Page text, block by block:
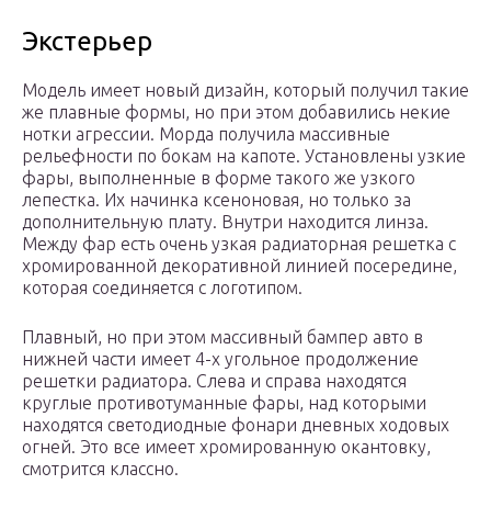
Экстерьер
Модель имеет новый дизайн, который получил такие
же плавные формы, но при этом добавились некие
нотки агрессии. Морда получила массивные
рельефности по бокам на капоте. Установлены узкие
фары, выполненные в форме такого же узкого
лепестка. Их начинка ксеноновая, но только за
дополнительную плату. Внутри находится линза.
Между фар есть очень узкая радиаторная решетка с
хромированной декоративной линией посередине,
которая соединяется с логотипом.
Плавный, но при этом массивный бампер авто в
нижней части имеет 4-х угольное продолжение
решетки радиатора. Слева и справа находятся
круглые противотуманные фары, над которыми
находятся светодиодные фонари дневных ходовых
огней. Это все имеет хромированную окантовку,
смотрится классно.